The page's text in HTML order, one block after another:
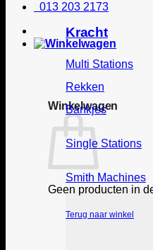
013 203 2173
Winkelwagen
Geen producten in
Terug naar winkel
Kracht
Multi Stations
Rekken
Bankjes
Single Stations
Smith Machines